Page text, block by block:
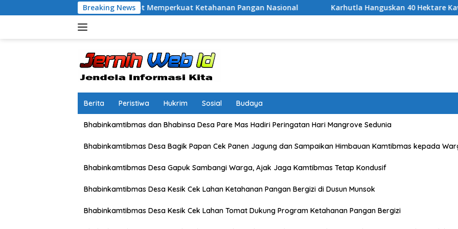
ke
Breaking News
Bongkot Memperkuat Ketahanan Pangan Nasional Karhutla Hanguskan 40 Hektare Kawasan TNGR Sembalun,
Berita Peristiwa Hukrim Sosial Budaya
Bhabinkamtibmas dan Bhabinsa Desa Pare Mas Hadiri Peringatan Hari Mangrove Sedunia
Bhabinkamtibmas Desa Bagik Papan Cek Panen Jagung dan Sampaikan Himbauan Kamtibmas kepada
Bhabinkamtibmas Desa Gapuk Sambangi Warga, Ajak Jaga Kamtibmas Tetap Kondusif
Bhabinkamtibmas Desa Kesik Cek Lahan Ketahanan Pangan Bergizi di Dusun Munsok
Bhabinkamtibmas Desa Kesik Cek Lahan Tomat Dukung Program Ketahanan Pangan Bergizi